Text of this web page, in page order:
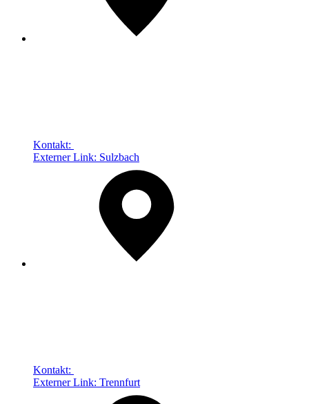
Kontakt:
Externer Link: Sulzbach
Kontakt:
Externer Link: Trennfurt